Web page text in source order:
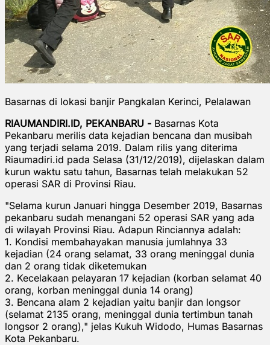
Basarnas di lokasi banjir Pangkalan Kerinci, Pelalawan
RIAUMANDIRI.ID, PEKANBARU - Basarnas Kota
Pekanbaru merilis data kejadian bencana dan musibah
yang terjadi selama 2019. Dalam rilis yang diterima
Riaumadiri.id pada Selasa (31/12/2019), dijelaskan dalam
kurun waktu satu tahun, Basarnas telah melakukan 52
operasi SAR di Provinsi Riau.
"Selama kurun Januari hingga Desember 2019, Basarnas
pekanbaru sudah menangani 52 operasi SAR yang ada
di wilayah Provinsi Riau. Adapun Rinciannya adalah:
1. Kondisi membahayakan manusia jumlahnya 33
kejadian (24 orang selamat, 33 orang meninggal dunia
dan 2 orang tidak diketemukan
2. Kecelakaan pelayaran 17 kejadian (korban selamat 40
orang, korban meninggal dunia 14 orang)
3. Bencana alam 2 kejadian yaitu banjir dan longsor
(selamat 2135 orang, meninggal dunia tertimbun tanah
longsor 2 orang)," jelas Kukuh Widodo, Humas Basarnas
Kota Pekanbaru.